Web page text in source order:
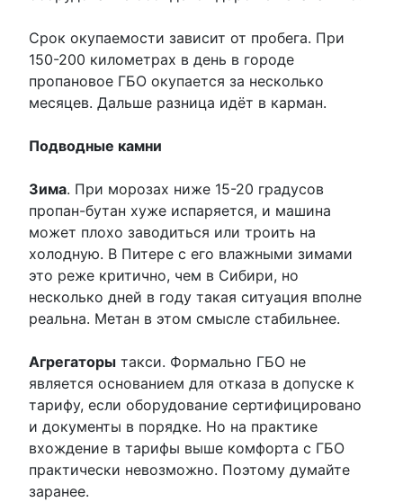
Срок окупаемости зависит от пробега. При
150-200 километрах в день в городе
пропановое ГБО окупается за несколько
месяцев. Дальше разница идёт в карман.
Подводные камни
Зима. При морозах ниже 15-20 градусов
пропан-бутан хуже испаряется, и машина
может плохо заводиться или троить на
холодную. В Питере с его влажными зимами
это реже критично, чем в Сибири, но
несколько дней в году такая ситуация вполне
реальна. Метан в этом смысле стабильнее.
Агрегаторы такси. Формально ГБО не
является основанием для отказа в допуске к
тарифу, если оборудование сертифицировано
и документы в порядке. Но на практике
вхождение в тарифы выше комфорта с ГБО
практически невозможно. Поэтому думайте
заранее.